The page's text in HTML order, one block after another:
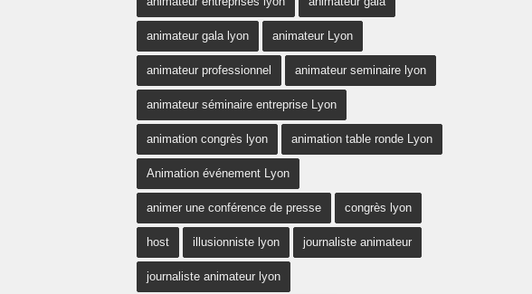
animateur gala lyon animateur Lyon
animateur professionnel animateur seminaire lyon
animateur séminaire entreprise Lyon
animation congrès lyon animation table ronde Lyon
Animation événement Lyon
animer une conférence de presse congrès lyon
host illusionniste lyon journaliste animateur
journaliste animateur lyon